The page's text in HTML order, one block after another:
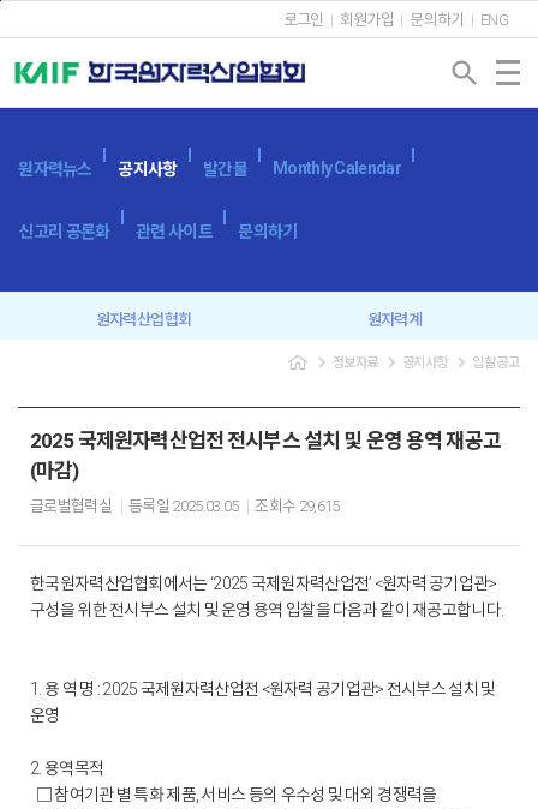
로그인 회원가입 문의하기 ENG
search
원자력뉴스 공지사항 발간물 Monthly Calendar
신고리 공론화 관련 사이트 문의하기
원자력산업협회 원자력계
navigate_next 정보자료 navigate_next 공지사항 navigate_next 입찰공고
2025 국제원자력산업전 전시부스 설치 및 운영 용역 재공고
(마감)
글로벌협력실 등록일 2025.03.05 조회수 29,615
한국원자력산업협회에서는 ‘2025 국제원자력산업전’ <원자력 공기업관>
구성을 위한 전시부스 설치 및 운영 용역 입찰을 다음과 같이 재공고합니다.
1. 용 역 명 : 2025 국제원자력산업전 <원자력 공기업관> 전시부스 설치 및
운영
2. 용역목적
□ 참여기관 별 특화 제품, 서비스 등의 우수성 및 대외 경쟁력을